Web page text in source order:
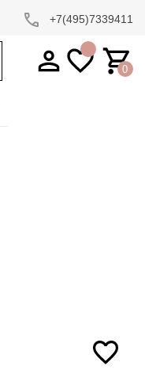
+7(495)7339411
0